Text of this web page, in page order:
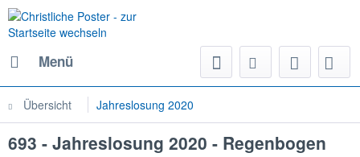
Menü
Übersicht Jahreslosung 2020
693 - Jahreslosung 2020 - Regenbogen